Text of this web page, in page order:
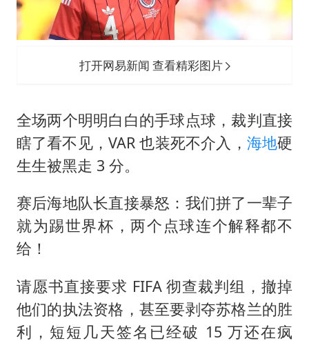
打开网易新闻 查看精彩图片
全场两个明明白白的手球点球，裁判直接
瞎了看不见，VAR 也装死不介入， 海地硬
生生被黑走 3 分。
赛后海地队长直接暴怒：我们拼了一辈子
就为踢世界杯，两个点球连个解释都不
给！
请愿书直接要求 FIFA 彻查裁判组，撤掉
他们的执法资格，甚至要剥夺苏格兰的胜
利，短短几天签名已经破 15 万还在疯